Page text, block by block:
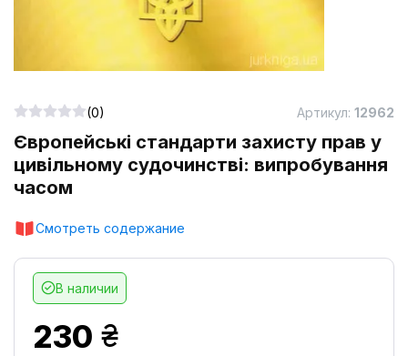
Європейські стандарти захисту прав у
цивільному судочинстві: випробування
часом
Смотреть содержание
(0) Артикул: 12962
В наличии
230 грн.